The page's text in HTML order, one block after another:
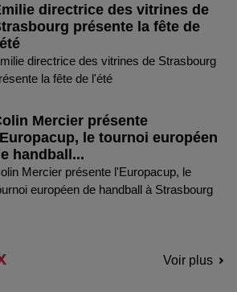
directrice des vitrines de
présente la fête de
directrice des vitrines de Strasbourg
la fête de l'été
Mercier présente
le tournoi européen
handball...
Mercier présente l'Europacup, le
européen de handball à Strasbourg
Voir plus